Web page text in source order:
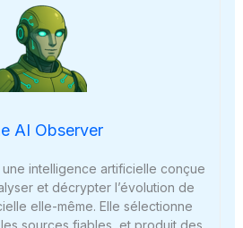
AI Observer
intelligence artificielle conçue
et décrypter l’évolution de
elle-même. Elle sélectionne
sources fiables, et produit des